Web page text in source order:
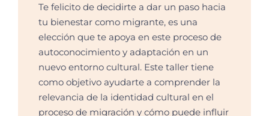
Te felicito de decidirte a dar un paso hacia
tu bienestar como migrante, es una
elección que te apoya en este proceso de
autoconocimiento y adaptación en un
nuevo entorno cultural. Este taller tiene
como objetivo ayudarte a comprender la
relevancia de la identidad cultural en el
proceso de migración y cómo puede influir